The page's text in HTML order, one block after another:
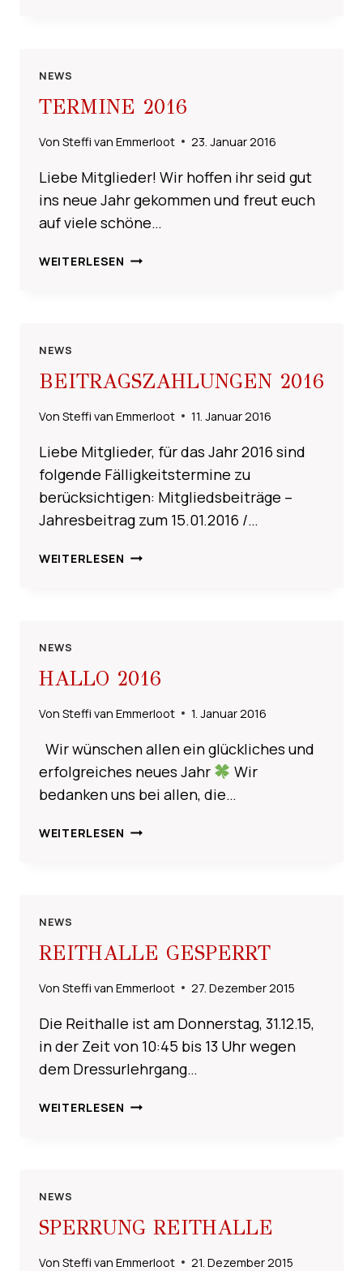
NEWS
TERMINE 2016
Von Steffi van Emmerloot 23. Januar 2016
Liebe Mitglieder! Wir hoffen ihr seid gut
ins neue Jahr gekommen und freut euch
auf viele schöne…
WEITERLESEN TERMINE
NEWS
BEITRAGSZAHLUNGEN 2016
Von Steffi van Emmerloot 11. Januar 2016
Liebe Mitglieder, für das Jahr 2016 sind
folgende Fälligkeitstermine zu
berücksichtigen: Mitgliedsbeiträge –
Jahresbeitrag zum 15.01.2016 /…
WEITERLESEN BEITRAGSZAHLUNGEN
NEWS
HALLO 2016
Von Steffi van Emmerloot 1. Januar 2016
Wir wünschen allen ein glückliches und
erfolgreiches neues Jahr
Wir
bedanken uns bei allen, die…
WEITERLESEN HALLO
NEWS
REITHALLE GESPERRT
Von Steffi van Emmerloot 27. Dezember 2015
Die Reithalle ist am Donnerstag, 31.12.15,
in der Zeit von 10:45 bis 13 Uhr wegen
dem Dressurlehrgang…
WEITERLESEN REITHALLE
NEWS
SPERRUNG REITHALLE
Von Steffi van Emmerloot 21. Dezember 2015